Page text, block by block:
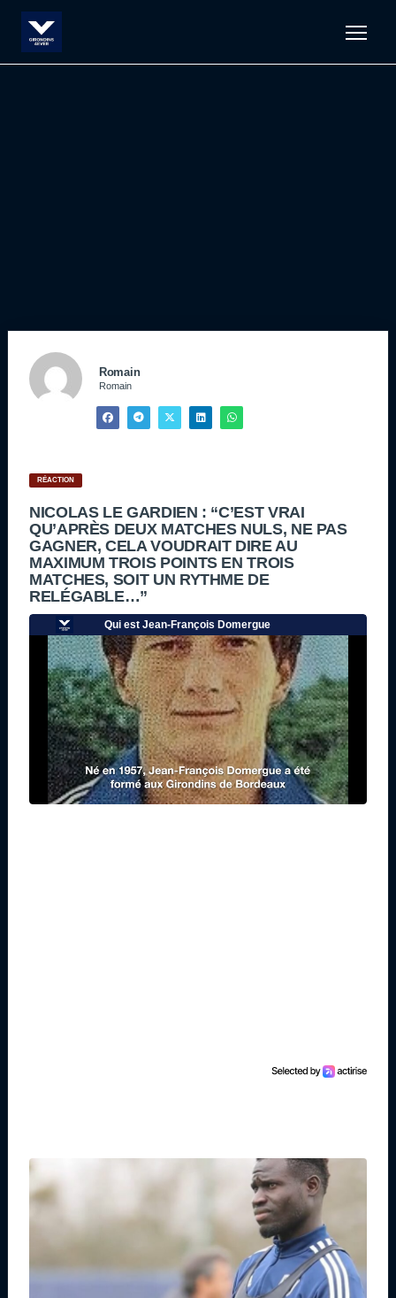
Romain
Romain
RÉACTION
NICOLAS LE GARDIEN : “C’EST VRAI
QU’APRÈS DEUX MATCHES NULS, NE PAS
GAGNER, CELA VOUDRAIT DIRE AU
MAXIMUM TROIS POINTS EN TROIS
MATCHES, SOIT UN RYTHME DE
RELÉGABLE…”